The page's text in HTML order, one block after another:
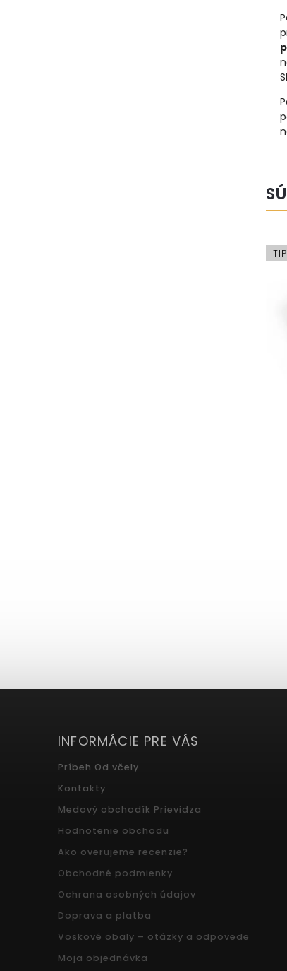
TIP
INFORMÁCIE PRE VÁS
Príbeh Od včely
Kontakty
Medový obchodík Prievidza
Hodnotenie obchodu
Ako overujeme recenzie?
Obchodné podmienky
Ochrana osobných údajov
Doprava a platba
Voskové obaly – otázky a odpovede
Moja objednávka